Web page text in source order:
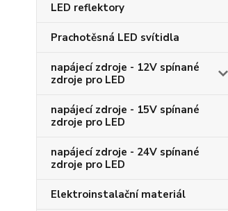
LED reflektory
Prachotěsná LED svítidla
napájecí zdroje - 12V spínané
zdroje pro LED
napájecí zdroje - 15V spínané
zdroje pro LED
napájecí zdroje - 24V spínané
zdroje pro LED
Elektroinstalační materiál